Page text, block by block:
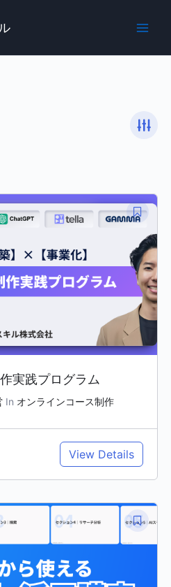
実践プログラム
In オンラインコース制作
View Details